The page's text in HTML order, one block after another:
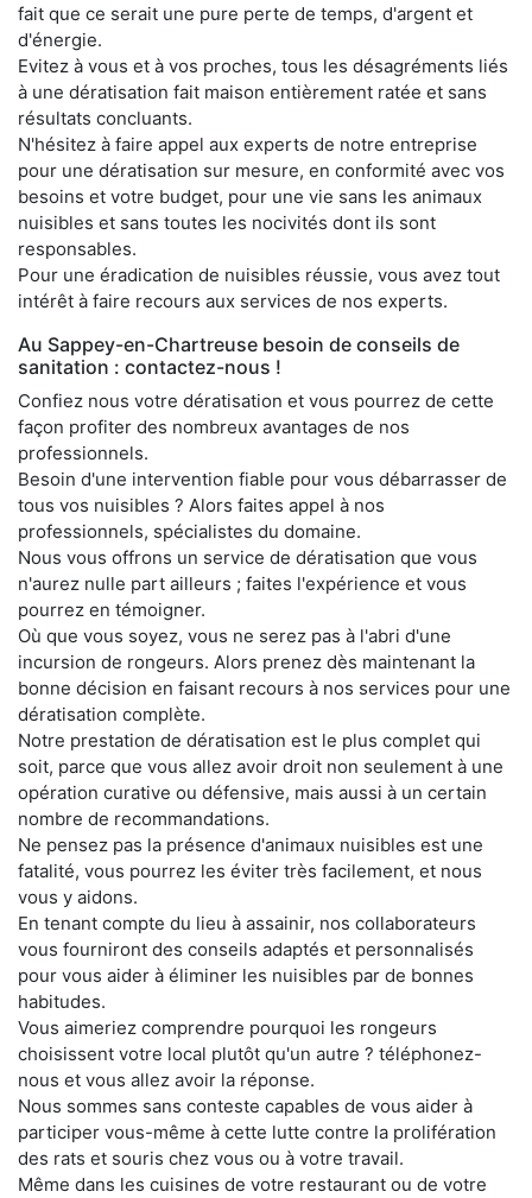
fait que ce serait une pure perte de temps, d'argent et
d'énergie.
Evitez à vous et à vos proches, tous les désagréments liés
à une dératisation fait maison entièrement ratée et sans
résultats concluants.
N'hésitez à faire appel aux experts de notre entreprise
pour une dératisation sur mesure, en conformité avec vos
besoins et votre budget, pour une vie sans les animaux
nuisibles et sans toutes les nocivités dont ils sont
responsables.
Pour une éradication de nuisibles réussie, vous avez tout
intérêt à faire recours aux services de nos experts.
Au Sappey-en-Chartreuse besoin de conseils de
sanitation : contactez-nous !
Confiez nous votre dératisation et vous pourrez de cette
façon profiter des nombreux avantages de nos
professionnels.
Besoin d'une intervention fiable pour vous débarrasser de
tous vos nuisibles ? Alors faites appel à nos
professionnels, spécialistes du domaine.
Nous vous offrons un service de dératisation que vous
n'aurez nulle part ailleurs ; faites l'expérience et vous
pourrez en témoigner.
Où que vous soyez, vous ne serez pas à l'abri d'une
incursion de rongeurs. Alors prenez dès maintenant la
bonne décision en faisant recours à nos services pour une
dératisation complète.
Notre prestation de dératisation est le plus complet qui
soit, parce que vous allez avoir droit non seulement à une
opération curative ou défensive, mais aussi à un certain
nombre de recommandations.
Ne pensez pas la présence d'animaux nuisibles est une
fatalité, vous pourrez les éviter très facilement, et nous
vous y aidons.
En tenant compte du lieu à assainir, nos collaborateurs
vous fourniront des conseils adaptés et personnalisés
pour vous aider à éliminer les nuisibles par de bonnes
habitudes.
Vous aimeriez comprendre pourquoi les rongeurs
choisissent votre local plutôt qu'un autre ? téléphonez-
nous et vous allez avoir la réponse.
Nous sommes sans conteste capables de vous aider à
participer vous-même à cette lutte contre la prolifération
des rats et souris chez vous ou à votre travail.
Même dans les cuisines de votre restaurant ou de votre